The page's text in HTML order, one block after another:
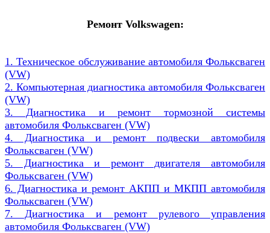
Ремонт Volkswagen:
1. Техническое обслуживание автомобиля Фольксваген
(VW)
2. Компьютерная диагностика автомобиля Фольксваген
(VW)
3. Диагностика и ремонт тормозной системы
автомобиля Фольксваген (VW)
4. Диагностика и ремонт подвески автомобиля
Фольксваген (VW)
5. Диагностика и ремонт двигателя автомобиля
Фольксваген (VW)
6. Диагностика и ремонт АКПП и МКПП автомобиля
Фольксваген (VW)
7. Диагностика и ремонт рулевого управления
автомобиля Фольксваген (VW)